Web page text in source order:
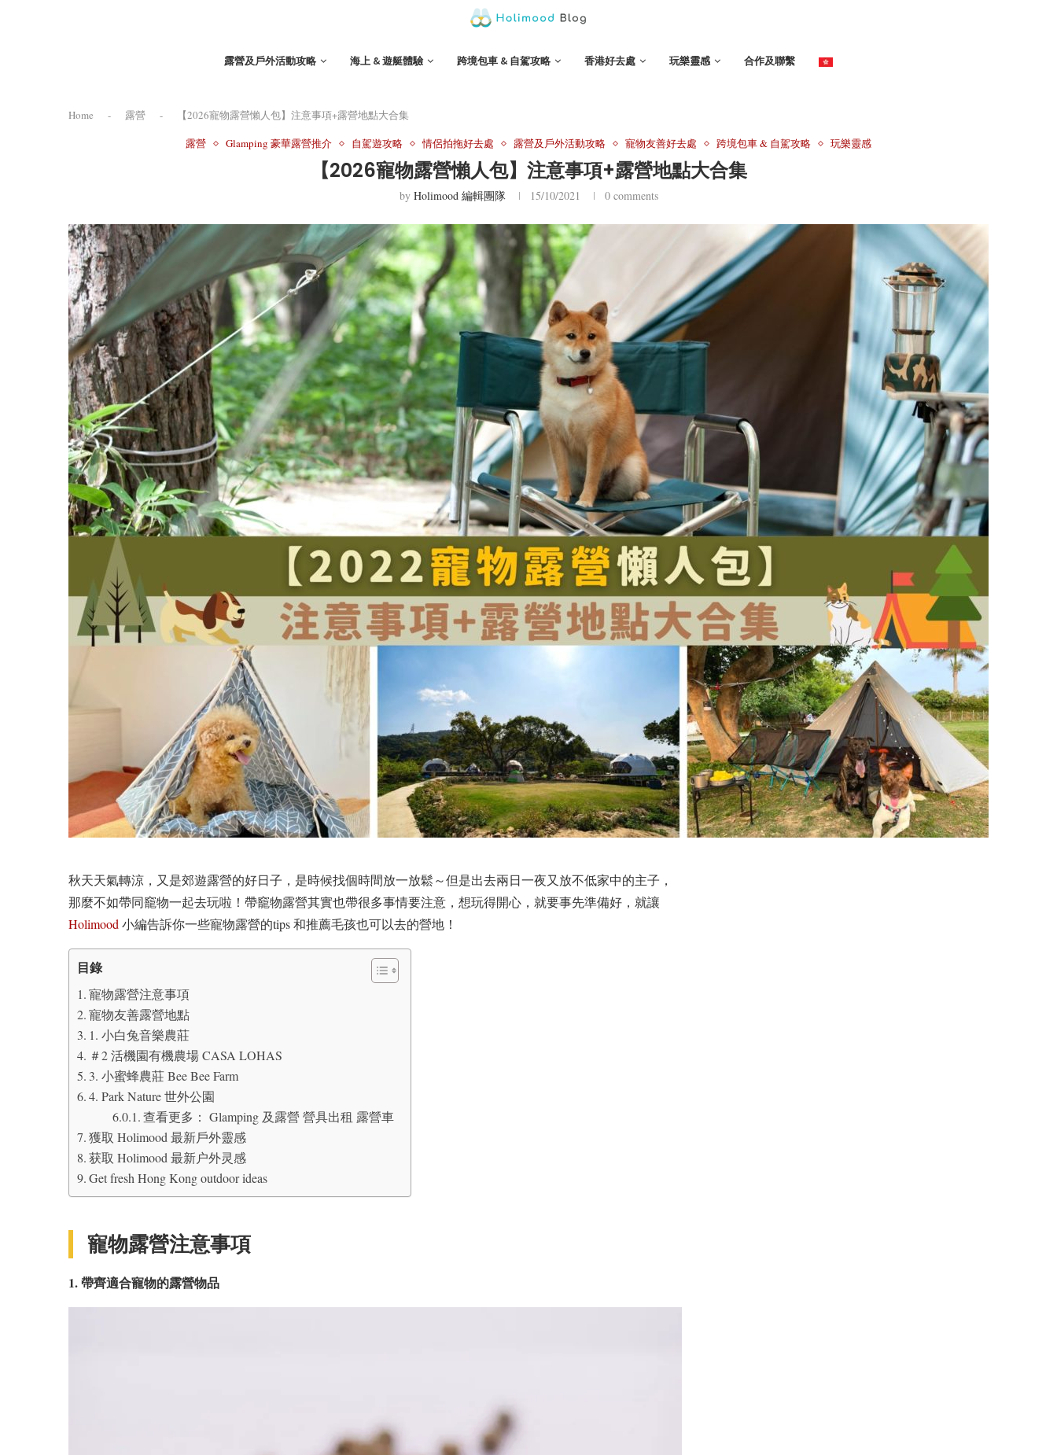
露營及戶外活動攻略 海上 & 遊艇體驗 跨境包車 & 自駕攻略 香港好去處 玩樂靈感 合作及聯繫
Home - 露營 -
【2026寵物露營懶人包】注意事項+露營地點大合集
露營
Glamping 豪華露營推介 自駕遊攻略 情侶拍拖好去處 露營及戶外活動攻略 寵物友善好去處 跨境包車 & 自駕攻略 玩樂靈感
【2026寵物露營懶人包】注意事項+露營地點大合集
by Holimood 編輯團隊 15/10/2021 0 comments
秋天天氣轉涼，又是郊遊露營的好日子，是時候找個時間放一放鬆～但是出去兩日一夜又放不低家中的主子，
那麼不如帶同竉物一起去玩啦！帶竉物露營其實也帶很多事情要注意，想玩得開心，就要事先準備好，就讓
Holimood 小編告訴你一些寵物露營的tips 和推薦毛孩也可以去的營地！
目錄
寵物露營注意事項
寵物友善露營地點
1. 小白兔音樂農莊
＃2 活機園有機農場 CASA LOHAS
3. 小蜜蜂農莊 Bee Bee Farm
4. Park Nature 世外公園
查看更多： Glamping 及露營 營具出租 露營車
獲取 Holimood 最新戶外靈感
获取 Holimood 最新户外灵感
Get fresh Hong Kong outdoor ideas
寵物露營注意事項
1. 帶齊適合寵物的露營物品